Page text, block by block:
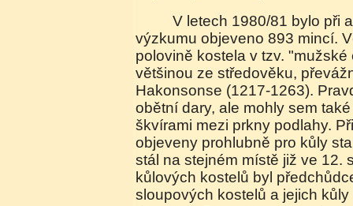
V letech 1980/81 bylo při archeologickém
výzkumu objeveno 893 mincí.
polovině kostela v tzv.
většinou ze středověku,
Hakonsonse (1217-1263).
obětní dary, ale mohly sem
škvírami mezi prkny podlahy.
objeveny prohlubně pro kůly
stál na stejném místě již ve 12.
kůlových kostelů byl
sloupových kostelů a jejich